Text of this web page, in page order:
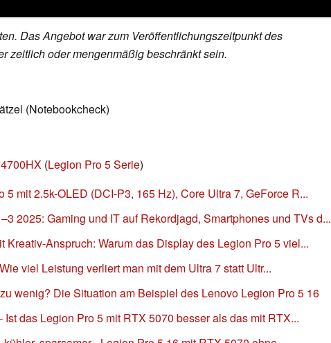
Das Angebot war zum Veröffentlichungszeitpunkt des
zeitlich oder mengenmäßig beschränkt sein.
(Notebookcheck)
(Legion Pro 5 Serie)
5 mit 2.5k-OLED (DCI-P3, 165 Hz), Core Ultra 7, GeForce R...
2025: Gaming und IT auf Rekordjagd, Smartphones und TVs d...
Kreativ-Anspruch: Warum das Display des Legion Pro 5 viel...
viel Leistung verliert man mit dem Ultra 7 statt Ultr...
wenig? Die Situation am Beispiel des Lenovo Legion Pro 5 16
Ist das Legion Pro 5 mit RTX 5070 besser als das mit RTX...